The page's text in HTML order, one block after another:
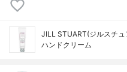
JILL STUART(ジルスチュ
ハンドクリーム